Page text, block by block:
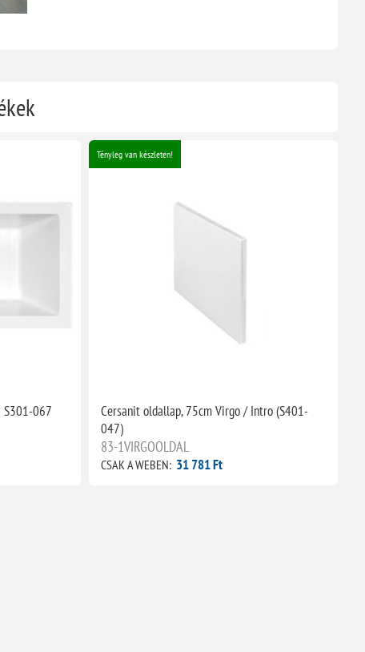
S301-067
Tényleg van készleten!
Cersanit oldallap, 75cm Virgo / Intro (S401-
047)
83-1VIRGOOLDAL
CSAK A WEBEN: 31 781 Ft